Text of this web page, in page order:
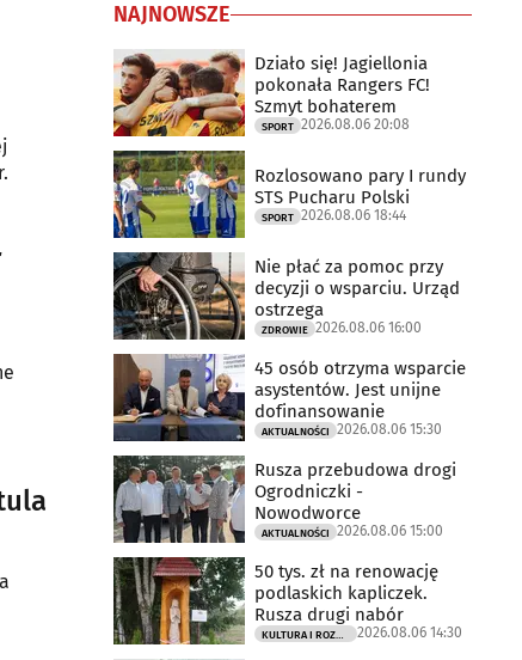
NAJNOWSZE
Działo się! Jagiellonia
pokonała Rangers FC!
Szmyt bohaterem
SPORT 2026.08.06 20:08
Rozlosowano pary I rundy
STS Pucharu Polski
SPORT 2026.08.06 18:44
Nie płać za pomoc przy
decyzji o wsparciu. Urząd
ostrzega
ZDROWIE 2026.08.06 16:00
45 osób otrzyma wsparcie
asystentów. Jest unijne
dofinansowanie
AKTUALNOŚCI 2026.08.06 15:30
Rusza przebudowa drogi
Ogrodniczki -
Nowodworce
AKTUALNOŚCI 2026.08.06 15:00
50 tys. zł na renowację
podlaskich kapliczek.
Rusza drugi nabór
2026.08.06 14:30